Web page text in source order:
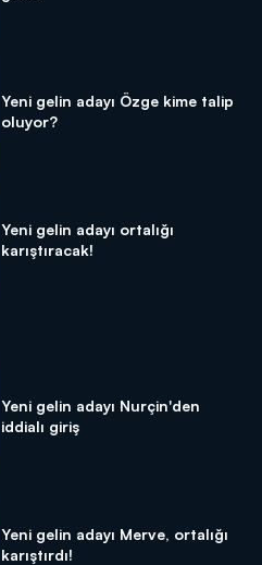
Yeni gelin adayı Özge kime talip
oluyor?
Yeni gelin adayı ortalığı
karıştıracak!
Yeni gelin adayı Nurçin'den
iddialı giriş
Yeni gelin adayı Merve, ortalığı
karıştırdı!